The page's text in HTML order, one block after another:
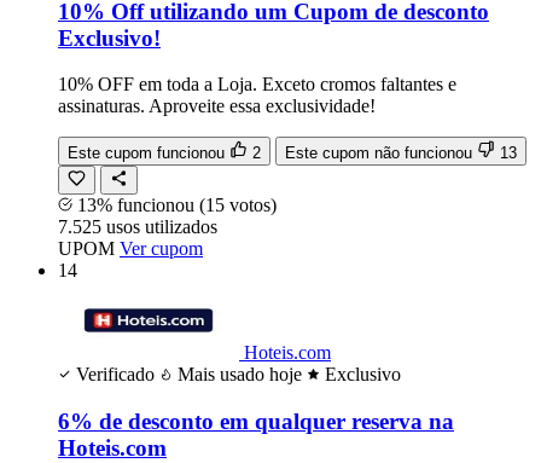
10% Off utilizando um Cupom de desconto
Exclusivo!
10% OFF em toda a Loja. Exceto cromos faltantes e
assinaturas. Aproveite essa exclusividade!
Este cupom funcionou 2 Este cupom não funcionou 13
13% funcionou (15 votos)
7.525 usos utilizados
UPOM Ver cupom
14
Hoteis.com
Verificado
Mais usado hoje Exclusivo
6% de desconto em qualquer reserva na
Hoteis.com